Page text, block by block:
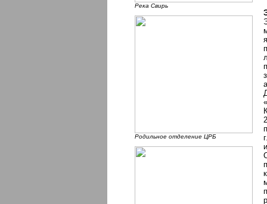
Река Свирь
Родильное отделение ЦРБ